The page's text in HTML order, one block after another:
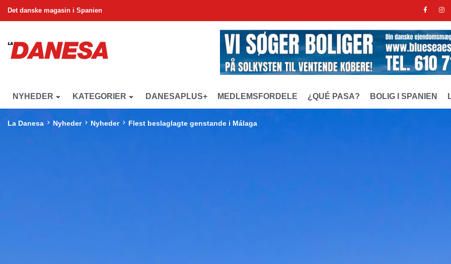
Det danske magasin i Spanien
NYHEDER KATEGORIER DANESAPLUS+ MEDLEMSFORDELE ¿QUÉ PASA? BOLIG I SPANIEN
La Danesa Nyheder Nyheder Flest beslaglagte genstande i Málaga